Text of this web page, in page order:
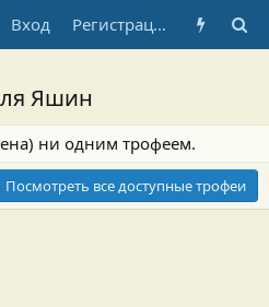
Вход Регистрация
Яшин
ни одним трофеем.
Посмотреть все доступные трофеи